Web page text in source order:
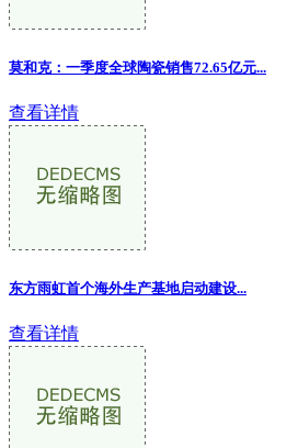
莫和克：一季度全球陶瓷销售72.65亿元...
查看详情
东方雨虹首个海外生产基地启动建设...
查看详情